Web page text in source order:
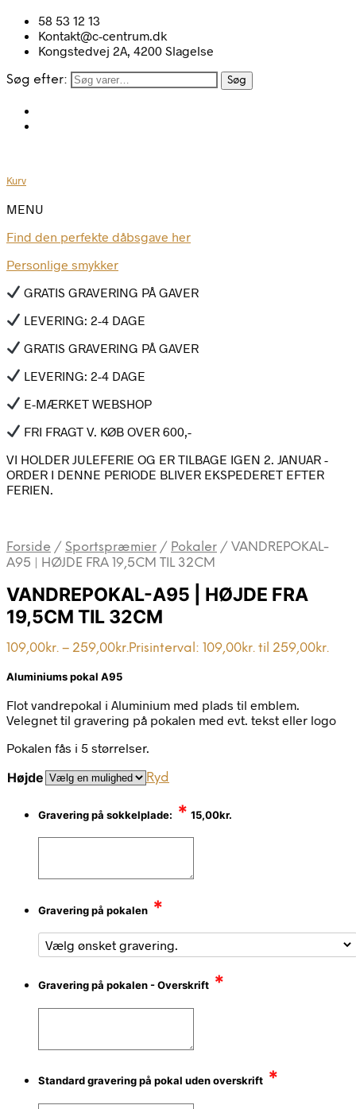
58 53 12 13
Kontakt@c-centrum.dk
Kongstedvej 2A, 4200 Slagelse
Søg efter: Søg
Kurv
MENU
Find den perfekte dåbsgave her
Personlige smykker
GRATIS GRAVERING PÅ GAVER
LEVERING: 2-4 DAGE
GRATIS GRAVERING PÅ GAVER
LEVERING: 2-4 DAGE
E-MÆRKET WEBSHOP
FRI FRAGT V. KØB OVER 600,-
VI HOLDER JULEFERIE OG ER TILBAGE IGEN 2. JANUAR -
ORDER I DENNE PERIODE BLIVER EKSPEDERET EFTER
FERIEN.
Forside / Sportspræmier / Pokaler / VANDREPOKAL-
A95 | HØJDE FRA 19,5CM TIL 32CM
VANDREPOKAL-A95 | HØJDE FRA
19,5CM TIL 32CM
109,00kr. – 259,00kr.Prisinterval: 109,00kr. til 259,00kr.
Aluminiums pokal A95
Flot vandrepokal i Aluminium med plads til emblem.
Velegnet til gravering på pokalen med evt. tekst eller logo
Pokalen fås i 5 størrelser.
Højde Ryd
Gravering på sokkelplade: * 15,00kr.
Gravering på pokalen *
Gravering på pokalen - Overskrift *
Standard gravering på pokal uden overskrift *